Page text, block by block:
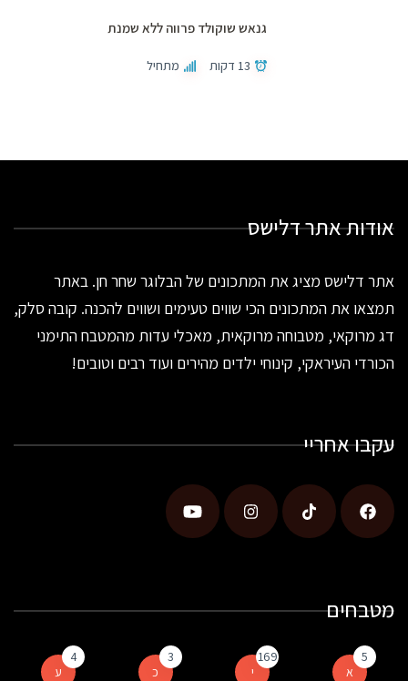
גנאש שוקולד פרווה ללא שמנת
13 דקות מתחיל
אודות אתר דלישס
אתר דלישס מציג את המתכונים של הבלוגר שחר חן. באתר
תמצאו את המתכונים הכי שווים טעימים ושווים להכנה. קובה סלק,
דג מרוקאי, מטבוחה מרוקאית, מאכלי עדות מהמטבח התימני
הכורדי העיראקי, קינוחי ילדים מהירים ועוד רבים וטובים!
עקבו אחריי
מטבחים
א
5
י
169
כ
3
ע
4